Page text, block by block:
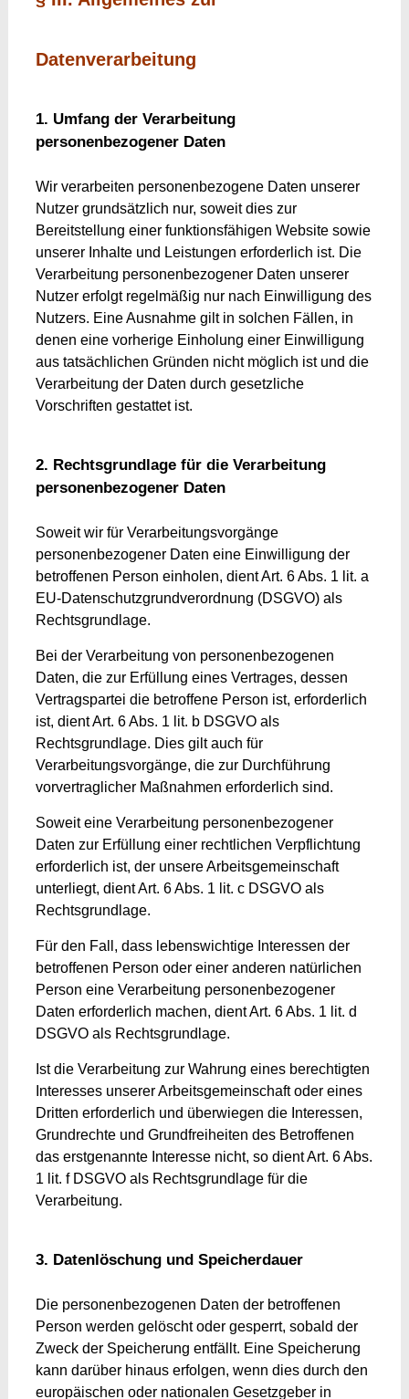
Datenverarbeitung
1. Umfang der Verarbeitung
personenbezogener Daten
Wir verarbeiten personenbezogene Daten unserer
Nutzer grundsätzlich nur, soweit dies zur
Bereitstellung einer funktionsfähigen Website sowie
unserer Inhalte und Leistungen erforderlich ist. Die
Verarbeitung personenbezogener Daten unserer
Nutzer erfolgt regelmäßig nur nach Einwilligung des
Nutzers. Eine Ausnahme gilt in solchen Fällen, in
denen eine vorherige Einholung einer Einwilligung
aus tatsächlichen Gründen nicht möglich ist und die
Verarbeitung der Daten durch gesetzliche
Vorschriften gestattet ist.
2. Rechtsgrundlage für die Verarbeitung
personenbezogener Daten
Soweit wir für Verarbeitungsvorgänge
personenbezogener Daten eine Einwilligung der
betroffenen Person einholen, dient Art. 6 Abs. 1 lit. a
EU-Datenschutzgrundverordnung (DSGVO) als
Rechtsgrundlage.
Bei der Verarbeitung von personenbezogenen
Daten, die zur Erfüllung eines Vertrages, dessen
Vertragspartei die betroffene Person ist, erforderlich
ist, dient Art. 6 Abs. 1 lit. b DSGVO als
Rechtsgrundlage. Dies gilt auch für
Verarbeitungsvorgänge, die zur Durchführung
vorvertraglicher Maßnahmen erforderlich sind.
Soweit eine Verarbeitung personenbezogener
Daten zur Erfüllung einer rechtlichen Verpflichtung
erforderlich ist, der unsere Arbeitsgemeinschaft
unterliegt, dient Art. 6 Abs. 1 lit. c DSGVO als
Rechtsgrundlage.
Für den Fall, dass lebenswichtige Interessen der
betroffenen Person oder einer anderen natürlichen
Person eine Verarbeitung personenbezogener
Daten erforderlich machen, dient Art. 6 Abs. 1 lit. d
DSGVO als Rechtsgrundlage.
Ist die Verarbeitung zur Wahrung eines berechtigten
Interesses unserer Arbeitsgemeinschaft oder eines
Dritten erforderlich und überwiegen die Interessen,
Grundrechte und Grundfreiheiten des Betroffenen
das erstgenannte Interesse nicht, so dient Art. 6 Abs.
1 lit. f DSGVO als Rechtsgrundlage für die
Verarbeitung.
3. Datenlöschung und Speicherdauer
Die personenbezogenen Daten der betroffenen
Person werden gelöscht oder gesperrt, sobald der
Zweck der Speicherung entfällt. Eine Speicherung
kann darüber hinaus erfolgen, wenn dies durch den
europäischen oder nationalen Gesetzgeber in